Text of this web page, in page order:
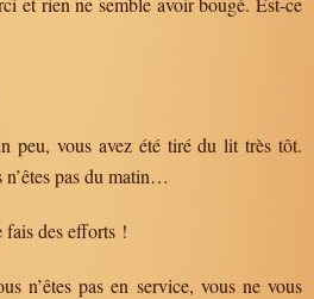
peu, vous avez été tiré du lit très tôt.
pas du matin…
des efforts !
n’êtes pas en service, vous ne vous